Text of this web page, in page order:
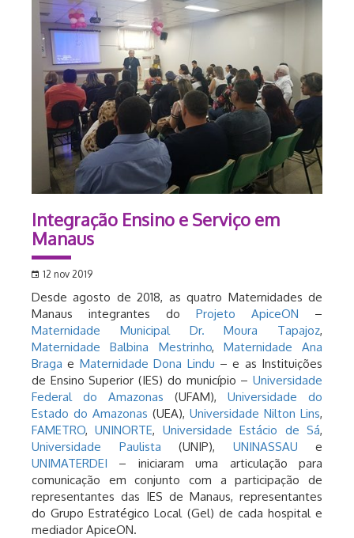
Integração Ensino e Serviço em
Manaus
12 nov 2019
Desde agosto de 2018, as quatro Maternidades de
Manaus integrantes do Projeto ApiceON –
Maternidade Municipal Dr. Moura Tapajoz,
Maternidade Balbina Mestrinho, Maternidade Ana
Braga e Maternidade Dona Lindu – e as Instituições
de Ensino Superior (IES) do município – Universidade
Federal do Amazonas (UFAM), Universidade do
Estado do Amazonas (UEA), Universidade Nilton Lins,
FAMETRO,UNINORTE, Universidade Estácio de Sá,
Universidade Paulista (UNIP), UNINASSAU e
UNIMATERDEI – iniciaram uma articulação para
comunicação em conjunto com a participação de
representantes das IES de Manaus, representantes
do Grupo Estratégico Local (Gel) de cada hospital e
mediador ApiceON.